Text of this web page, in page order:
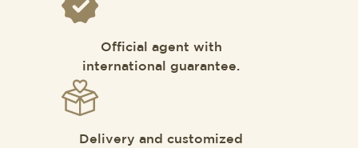
Official agent with
international guarantee.
Delivery and customized